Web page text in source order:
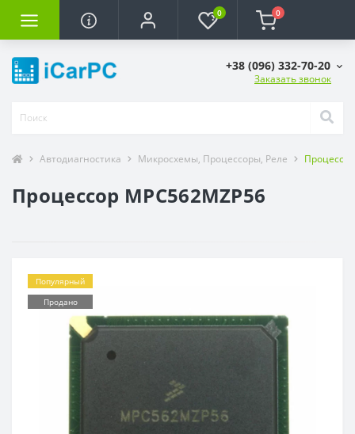
0 0
+38 (096) 332-70-20
Заказать звонок
Автодиагностика Микросхемы, Процессоры, Реле
Процессор MPC562MZP56
Популярный
Продано